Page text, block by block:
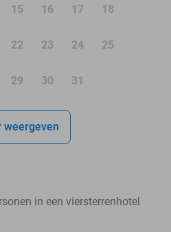
15 16 17 18
22 23 24 25
29 30 31
weergeven
in een viersterrenhotel